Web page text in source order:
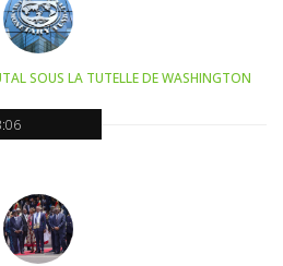
SOUS LA TUTELLE DE WASHINGTON